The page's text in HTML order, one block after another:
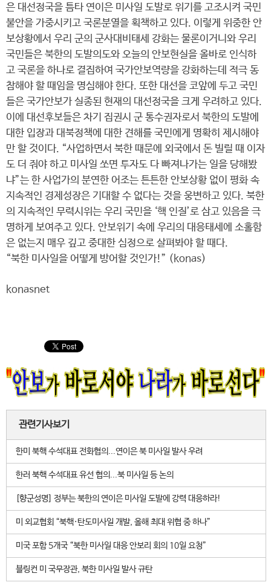
은 대선정국을 틈타 연이은 미사일 도발로 위기를 고조시켜 국민
불안을 가중시키고 국론분열을 획책하고 있다. 이렇게 위중한 안
보상황에서 우리 군의 군사대비태세 강화는 물론이거니와 우리
국민들은 북한의 도발의도와 오늘의 안보현실을 올바로 인식하
고 국론을 하나로 결집하여 국가안보역량을 강화하는데 적극 동
참해야 할 때임을 명심해야 한다. 또한 대선을 코앞에 두고 국민
들은 국가안보가 실종된 현재의 대선정국을 크게 우려하고 있다.
이에 대선후보들은 차기 집권시 군 통수권자로서 북한의 도발에
대한 입장과 대북정책에 대한 견해를 국민에게 명확히 제시해야
만 할 것이다. “사업하면서 북한 때문에 외국에서 돈 빌릴 때 이자
도 더 줘야 하고 미사일 쏘면 투자도 다 빠져나가는 일을 당해봤
냐”는 한 사업가의 분연한 어조는 튼튼한 안보상황 없이 평화 속
지속적인 경제성장은 기대할 수 없다는 것을 웅변하고 있다. 북한
의 지속적인 무력시위는 우리 국민을 ‘핵 인질’로 삼고 있음을 극
명하게 보여주고 있다. 안보위기 속에 우리의 대응태세에 소홀함
은 없는지 매우 깊고 중대한 심정으로 살펴봐야 할 때다.
“북한 미사일을 어떻게 방어할 것인가!” (konas)
konasnet
관련기사보기
한미 북핵 수석대표 전화협의...연이은 북 미사일 발사 우려
한러 북핵 수석대표 유선 협의...북 미사일 등 논의
[향군성명] 정부는 북한의 연이은 미사일 도발에 강력 대응하라!
미 외교협회 “북핵·탄도미사일 개발, 올해 최대 위협 중 하나”
미국 포함 5개국 “북한 미사일 대응 안보리 회의 10일 요청”
블링컨 미 국무장관, 북한 미사일 발사 규탄